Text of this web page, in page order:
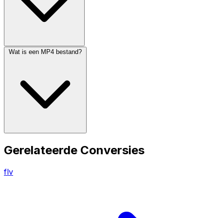
Wat is een MP4 bestand?
Gerelateerde Conversies
flv